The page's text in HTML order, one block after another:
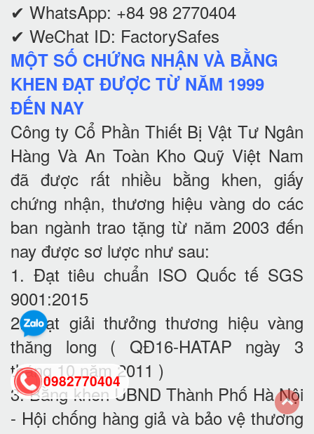
✔ WhatsApp: +84 98 2770404
✔ WeChat ID: FactorySafes
MỘT SỐ CHỨNG NHẬN VÀ BẰNG
KHEN ĐẠT ĐƯỢC TỪ NĂM 1999
ĐẾN NAY
Công ty Cổ Phần Thiết Bị Vật Tư Ngân
Hàng Và An Toàn Kho Quỹ Việt Nam
đã được rất nhiều bằng khen, giấy
chứng nhận, thương hiệu vàng do các
ban ngành trao tặng từ năm 2003 đến
nay được sơ lược như sau:
1. Đạt tiêu chuẩn ISO Quốc tế SGS
9001:2015
2. Đạt giải thưởng thương hiệu vàng
thăng long ( QĐ16-HATAP ngày 3
tháng 10 năm 2011 )
3. Bằng khen UBND Thành Phố Hà Nội
- Hội chống hàng giả và bảo vệ thương
0982770404
back